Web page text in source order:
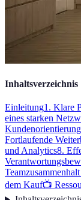
Inhaltsverzeichnis
Einleitung1. Klare
eines starken
Kundenorientierung
Fortlaufende
und Analytics8.
dem Kauf📺